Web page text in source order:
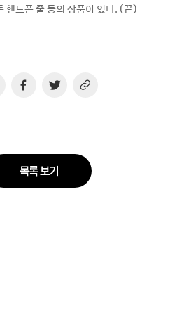
핸드폰 줄 등의 상품이 있다. (끝)
목록 보기